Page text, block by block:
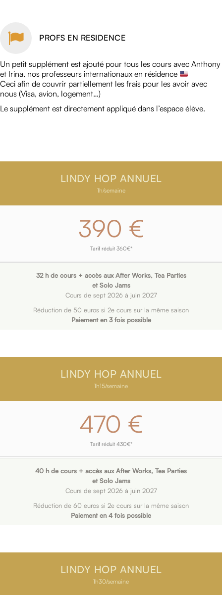
PROFS EN RESIDENCE
Un petit supplément est ajouté pour tous les cours avec Anthony
et Irina, nos professeurs internationaux en résidence
Ceci afin de couvrir partiellement les frais pour les avoir avec
nous (Visa, avion, logement…)
Le supplément est directement appliqué dans l’espace élève.
LINDY HOP ANNUEL
1h/semaine
390 €
Tarif réduit 360€*
32 h de cours + accès aux After Works, Tea Parties
et Solo Jams
Cours de sept 2026 à juin 2027
Réduction de 50 euros si 2e cours sur la même saison
Paiement en 3 fois possible
LINDY HOP ANNUEL
1h15/semaine
470 €
Tarif réduit 430€*
40 h de cours + accès aux After Works, Tea Parties
et Solo Jams
Cours de sept 2026 à juin 2027
Réduction de 60 euros si 2e cours sur la même saison
Paiement en 4 fois possible
LINDY HOP ANNUEL
1h30/semaine